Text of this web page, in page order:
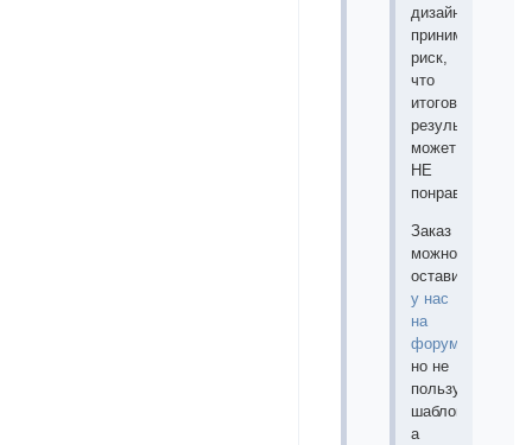
дизайнера,
принимая
риск,
что
итоговый
результат
может
НЕ
понравится.
Заказ
можно
оставить
у нас
на
форуме
но не
пользуясь
шаблоном,
а